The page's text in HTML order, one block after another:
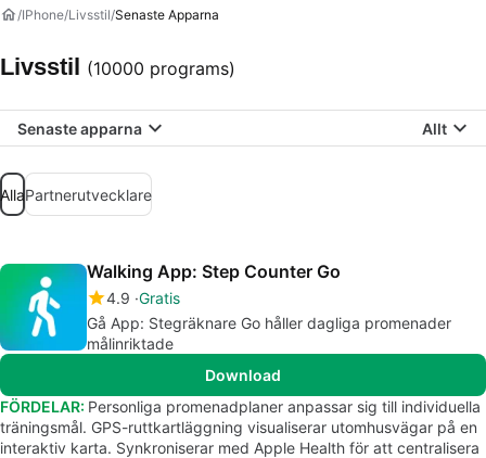
IPhone Livsstil Senaste Apparna
Livsstil (10000 programs)
Senaste apparna Allt
AllaPartnerutvecklare
Walking App: Step Counter Go
4.9 Gratis
Gå App: Stegräknare Go håller dagliga promenader
målinriktade
Download
FÖRDELAR: Personliga promenadplaner anpassar sig till individuella
träningsmål. GPS-ruttkartläggning visualiserar utomhusvägar på en
interaktiv karta. Synkroniserar med Apple Health för att centralisera